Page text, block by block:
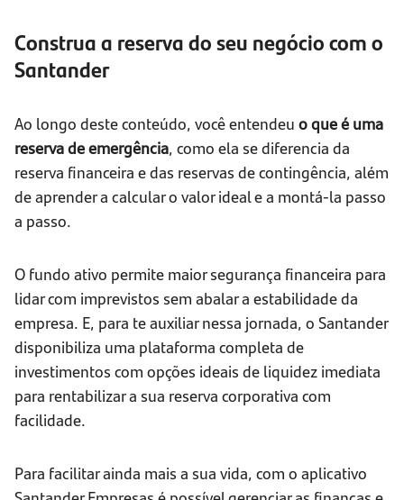
Construa a reserva do seu negócio com o
Santander
Ao longo deste conteúdo, você entendeu o que é uma
reserva de emergência, como ela se diferencia da
reserva financeira e das reservas de contingência, além
de aprender a calcular o valor ideal e a montá-la passo
a passo.
O fundo ativo permite maior segurança financeira para
lidar com imprevistos sem abalar a estabilidade da
empresa. E, para te auxiliar nessa jornada, o Santander
disponibiliza uma plataforma completa de
investimentos com opções ideais de liquidez imediata
para rentabilizar a sua reserva corporativa com
facilidade.
Para facilitar ainda mais a sua vida, com o aplicativo